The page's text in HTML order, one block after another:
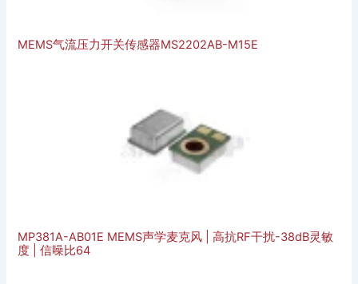
MEMS气流压力开关传感器MS2202AB-M15E
MP381A-AB01E MEMS声学麦克风 | 高抗RF干扰-38dB灵敏
度 | 信噪比64